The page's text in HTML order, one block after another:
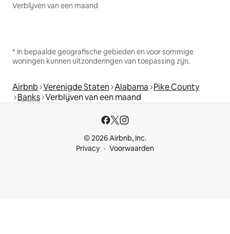
Verblijven van een maand
* In bepaalde geografische gebieden en voor sommige
woningen kunnen uitzonderingen van toepassing zijn.
Airbnb Verenigde Staten Alabama Pike County
Banks Verblijven van een maand
© 2026 Airbnb, Inc.
Privacy
Voorwaarden